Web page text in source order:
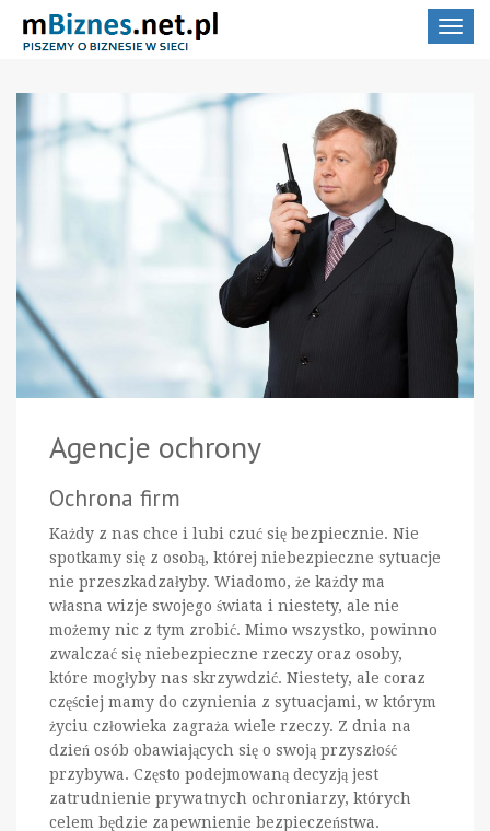
Toggle
Agencje ochrony
Ochrona firm
Każdy z nas chce i lubi czuć się bezpiecznie. Nie
spotkamy się z osobą, której niebezpieczne sytuacje
nie przeszkadzałyby. Wiadomo, że każdy ma
własna wizje swojego świata i niestety, ale nie
możemy nic z tym zrobić. Mimo wszystko, powinno
zwalczać się niebezpieczne rzeczy oraz osoby,
które mogłyby nas skrzywdzić. Niestety, ale coraz
częściej mamy do czynienia z sytuacjami, w którym
życiu człowieka zagraża wiele rzeczy. Z dnia na
dzień osób obawiających się o swoją przyszłość
przybywa. Często podejmowaną decyzją jest
zatrudnienie prywatnych ochroniarzy, których
celem będzie zapewnienie bezpieczeństwa.